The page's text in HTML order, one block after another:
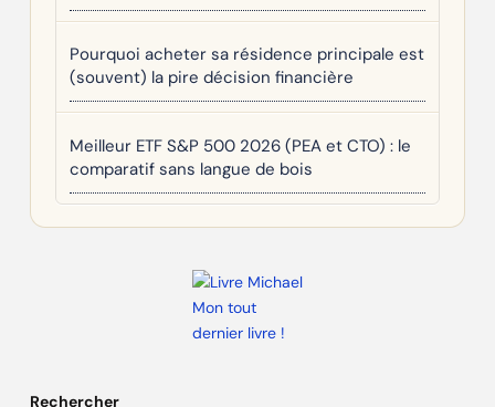
Pourquoi acheter sa résidence principale est
(souvent) la pire décision financière
Meilleur ETF S&P 500 2026 (PEA et CTO) : le
comparatif sans langue de bois
Mon tout
dernier livre !
Rechercher